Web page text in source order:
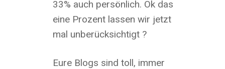
33% auch persönlich. Ok das
eine Prozent lassen wir jetzt
mal unberücksichtigt ?
Eure Blogs sind toll, immer